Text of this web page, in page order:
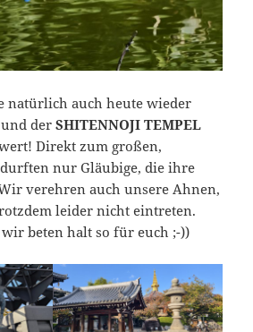
natürlich auch heute wieder
und derSHITENNOJI TEMPEL
Direkt zum großen,
nur Gläubige, die ihre
verehren auch unsere Ahnen,
leider nicht eintreten.
beten halt so für euch ;-))